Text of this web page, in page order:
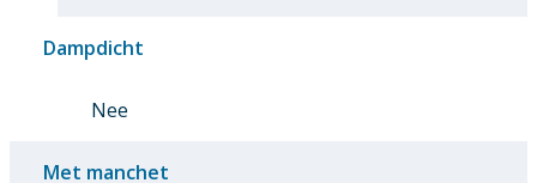
Dampdicht
Nee
Met manchet